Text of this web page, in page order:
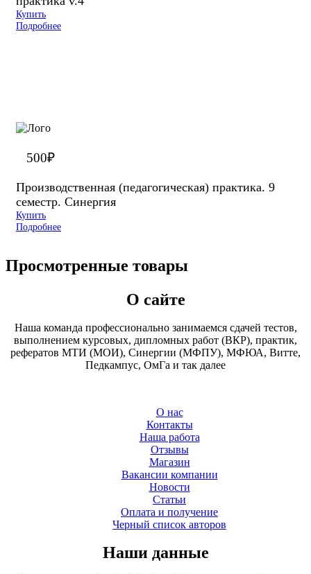
Купить
Подробнее
500₽
Производственная (педагогическая) практика. 9
семестр. Синергия
Купить
Подробнее
Просмотренные товары
О сайте
Наша команда профессионально занимаемся сдачей тестов,
выполнением курсовых, дипломных работ (ВКР), практик,
рефератов МТИ (МОИ), Синергии (МФПУ), МФЮА, Витте,
Педкампус, ОмГа и так далее
О нас
Контакты
Наша работа
Отзывы
Магазин
Вакансии компании
Новости
Статьи
Оплата и получение
Черный список авторов
Наши данные